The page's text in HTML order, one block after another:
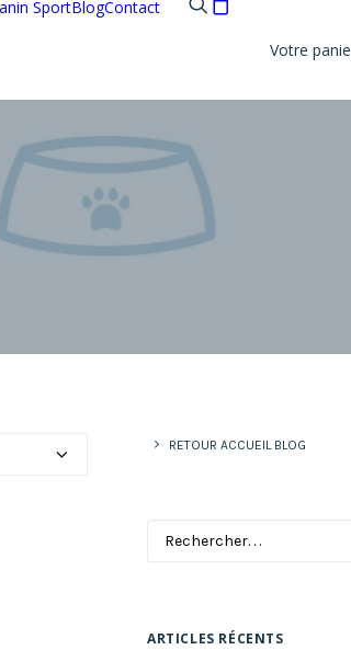
SportBlogContact
Votre
RETOUR ACCUEIL BLOG
ARTICLES RÉCENTS